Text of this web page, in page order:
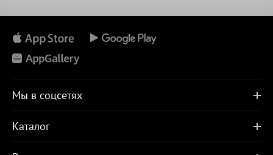
Мы в соцсетях
Каталог